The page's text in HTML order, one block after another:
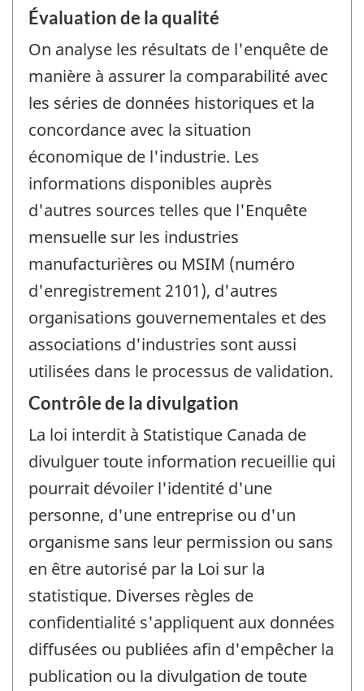
Évaluation de la qualité
On analyse les résultats de l'enquête de
manière à assurer la comparabilité avec
les séries de données historiques et la
concordance avec la situation
économique de l'industrie. Les
informations disponibles auprès
d'autres sources telles que l'Enquête
mensuelle sur les industries
manufacturières ou MSIM (numéro
d'enregistrement 2101), d'autres
organisations gouvernementales et des
associations d'industries sont aussi
utilisées dans le processus de validation.
Contrôle de la divulgation
La loi interdit à Statistique Canada de
divulguer toute information recueillie qui
pourrait dévoiler l'identité d'une
personne, d'une entreprise ou d'un
organisme sans leur permission ou sans
en être autorisé par la Loi sur la
statistique. Diverses règles de
confidentialité s'appliquent aux données
diffusées ou publiées afin d'empêcher la
publication ou la divulgation de toute